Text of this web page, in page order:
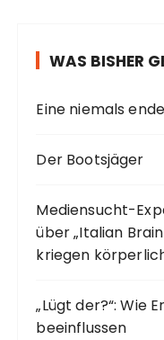
WAS BISHER
Eine niemals
Der Bootsjäger
Mediensucht-
über „Italian
kriegen
„Lügt der?“: Wie
beeinflussen